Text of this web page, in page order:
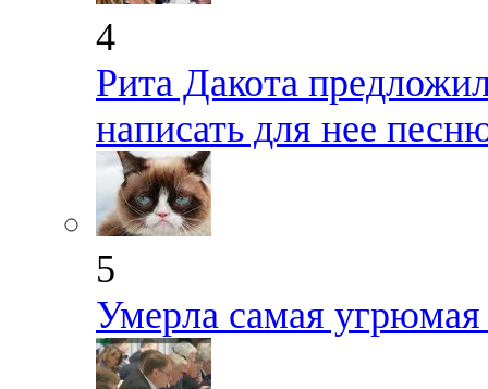
4
Рита Дакота
написать для нее
5
Умерла самая